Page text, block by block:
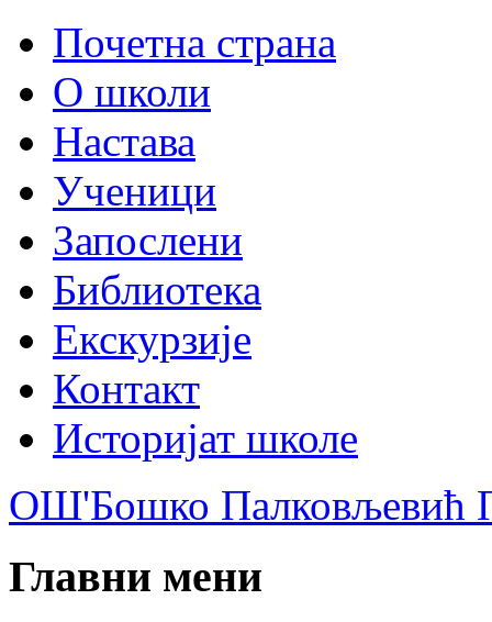
Почетна страна
О школи
Настава
Ученици
Запослени
Библиотека
Екскурзије
Контакт
Историјат школе
ОШ'Бошко Палковљевић
Главни мени